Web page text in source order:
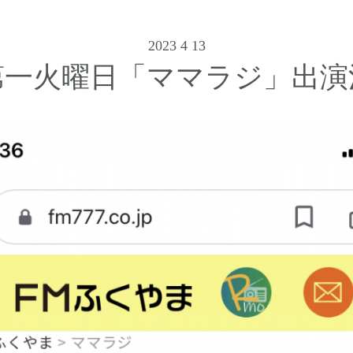
2023 4 13
火曜日「ママラジ」出